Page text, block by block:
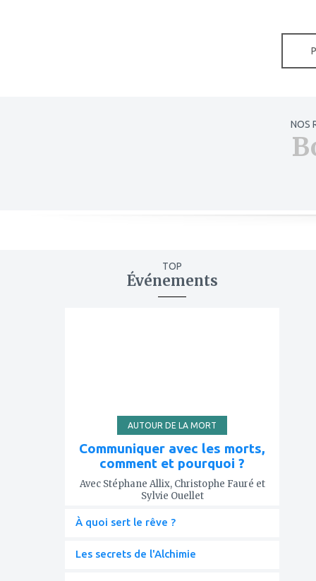
NOS
TOP
Événements
AUTOUR DE LA MORT
Communiquer avec les morts,
comment et pourquoi ?
Avec Stéphane Allix, Christophe Fauré et
Sylvie Ouellet
À quoi sert le rêve ?
Les secrets de l'Alchimie